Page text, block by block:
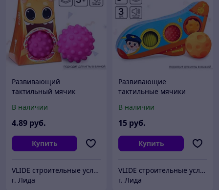
Развивающий
тактильный мячик
пищалкой, 1 шт.
В наличии
4.89 руб.
Купить
VLIDE cтроительные услуги и товары для дома (оптом и в розницу)
г. Лида
Развивающие
тактильные мячики
пищалкой, в наборе 3 шт.
В наличии
15 руб.
Купить
VLIDE cтроительные услуги и товары для дома (оптом и в розницу)
г. Лида